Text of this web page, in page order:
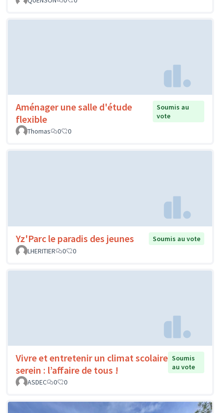
Aménager une salle d'étude
flexible
Soumis au
vote
Thomas
0 0
Yz'Parc le paradis des jeunes
Soumis au vote
LHERITIER
0 0
Vivre et entretenir un climat scolaire
serein : l’affaire de tous !
Soumis
au vote
ASDEC
0 0